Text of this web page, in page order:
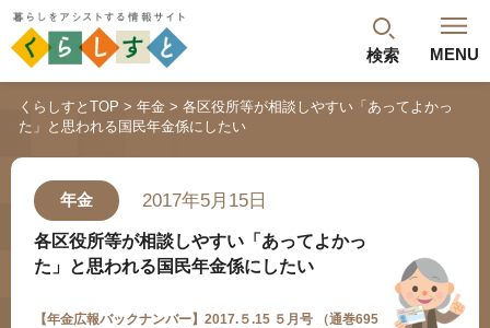
検索 MENU
閉じる
最新記事 閲覧履歴
年金のよくあるご質問
くらしすとTOP 年金
各区役所等が相談しやすい「あってよかっ
た」と思われる国民年金係にしたい
年金 2017年5月15日
各区役所等が相談しやすい「あってよかっ
た」と思われる国民年金係にしたい
【年金広報バックナンバー】2017.５.15 ５月号 （通巻695